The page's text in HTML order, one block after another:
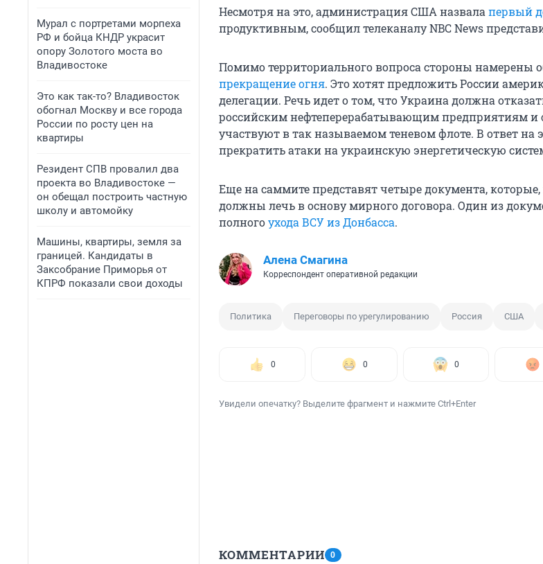
Мурал с портретами морпеха
РФ и бойца КНДР украсит
опору Золотого моста во
Владивостоке
Это как так-то? Владивосток
обогнал Москву и все города
России по росту цен на
квартиры
Резидент СПВ провалил два
проекта во Владивостоке —
он обещал построить частную
школу и автомойку
Машины, квартиры, земля за
границей. Кандидаты в
Заксобрание Приморья от
КПРФ показали свои доходы
Несмотря на это, администрация США назвала первый
продуктивным, сообщил телеканалу NBC News
Помимо территориального вопроса стороны намерены
прекращение огня. Это хотят предложить России
делегации. Речь идет о том, что Украина должна
российским нефтеперерабатывающим предприятиям и
участвуют в так называемом теневом флоте. В ответ на
прекратить атаки на украинскую энергетическую
Еще на саммите представят четыре документа, которые,
должны лечь в основу мирного договора. Один из
полногоухода ВСУ из Донбасса.
Алена Смагина
Корреспондент оперативной редакции
Политика Переговоры по урегулированию Россия США
0 0 0
Увидели опечатку? Выделите фрагмент и нажмите Ctrl+Enter
КОММЕНТАРИИ 0